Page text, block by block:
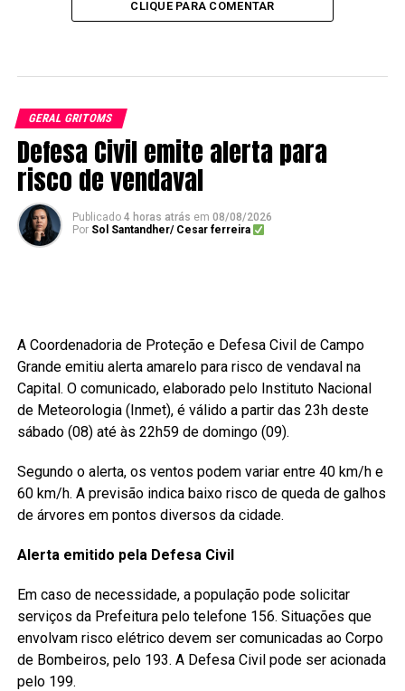
CLIQUE PARA COMENTAR
GERAL GRITOMS
Defesa Civil emite alerta para
risco de vendaval
Publicado 4 horas atrás em 08/08/2026
Por Sol Santandher/ Cesar ferreira
A Coordenadoria de Proteção e Defesa Civil de Campo
Grande emitiu alerta amarelo para risco de vendaval na
Capital. O comunicado, elaborado pelo Instituto Nacional
de Meteorologia (Inmet), é válido a partir das 23h deste
sábado (08) até às 22h59 de domingo (09).
Segundo o alerta, os ventos podem variar entre 40 km/h e
60 km/h. A previsão indica baixo risco de queda de galhos
de árvores em pontos diversos da cidade.
Alerta emitido pela Defesa Civil
Em caso de necessidade, a população pode solicitar
serviços da Prefeitura pelo telefone 156. Situações que
envolvam risco elétrico devem ser comunicadas ao Corpo
de Bombeiros, pelo 193. A Defesa Civil pode ser acionada
pelo 199.